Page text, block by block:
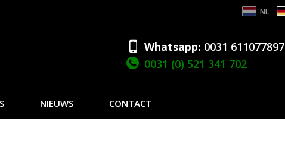
NL
Whatsapp: 0031 611077897
0031 (0) 521 341 702
NIEUWS CONTACT